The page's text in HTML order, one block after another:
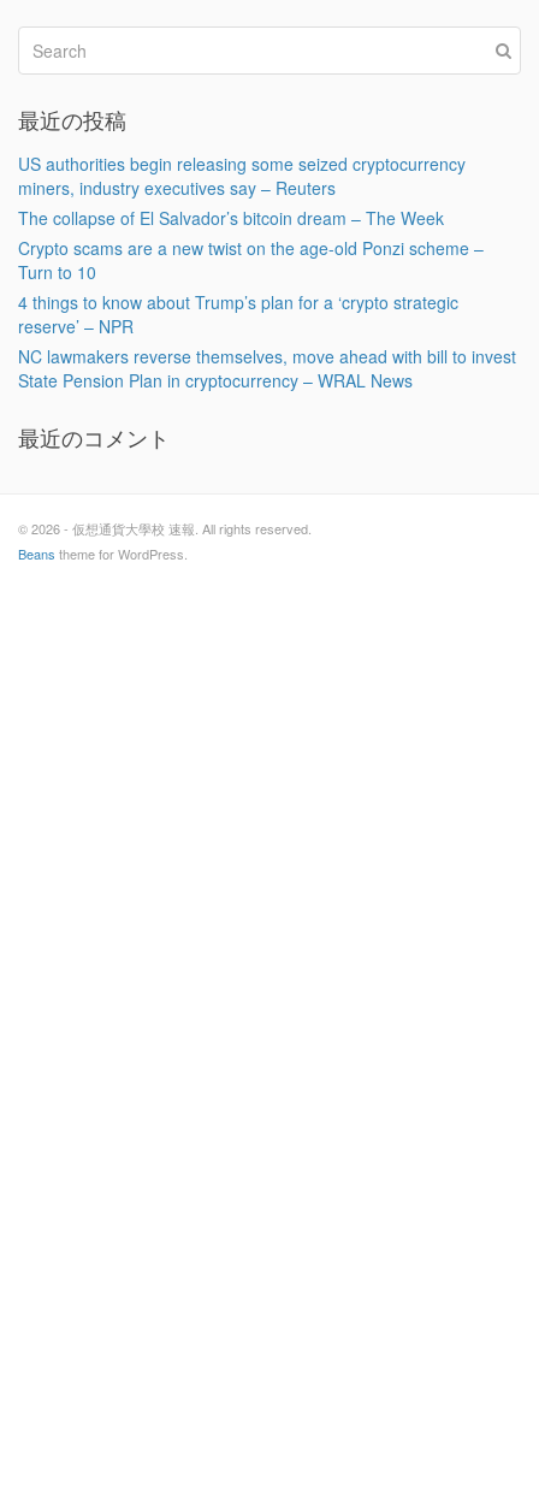
最近の投稿
US authorities begin releasing some seized cryptocurrency
miners, industry executives say – Reuters
The collapse of El Salvador’s bitcoin dream – The Week
Crypto scams are a new twist on the age-old Ponzi scheme –
Turn to 10
4 things to know about Trump’s plan for a ‘crypto strategic
reserve’ – NPR
NC lawmakers reverse themselves, move ahead with bill to invest
State Pension Plan in cryptocurrency – WRAL News
最近のコメント
© 2026 - 仮想通貨大學校 速報. All rights reserved.
Beans theme for WordPress.